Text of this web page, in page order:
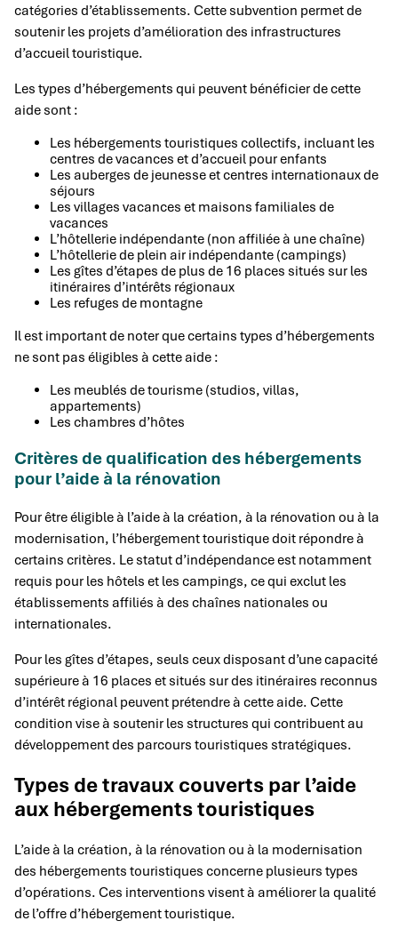
catégories d’établissements. Cette subvention permet de
soutenir les projets d’amélioration des infrastructures
d’accueil touristique.
Les types d’hébergements qui peuvent bénéficier de cette
aide sont :
Les hébergements touristiques collectifs, incluant les
centres de vacances et d’accueil pour enfants
Les auberges de jeunesse et centres internationaux de
séjours
Les villages vacances et maisons familiales de
vacances
L’hôtellerie indépendante (non affiliée à une chaîne)
L’hôtellerie de plein air indépendante (campings)
Les gîtes d’étapes de plus de 16 places situés sur les
itinéraires d’intérêts régionaux
Les refuges de montagne
Il est important de noter que certains types d’hébergements
ne sont pas éligibles à cette aide :
Les meublés de tourisme (studios, villas,
appartements)
Les chambres d’hôtes
Critères de qualification des hébergements
pour l’aide à la rénovation
Pour être éligible à l’aide à la création, à la rénovation ou à la
modernisation, l’hébergement touristique doit répondre à
certains critères. Le statut d’indépendance est notamment
requis pour les hôtels et les campings, ce qui exclut les
établissements affiliés à des chaînes nationales ou
internationales.
Pour les gîtes d’étapes, seuls ceux disposant d’une capacité
supérieure à 16 places et situés sur des itinéraires reconnus
d’intérêt régional peuvent prétendre à cette aide. Cette
condition vise à soutenir les structures qui contribuent au
développement des parcours touristiques stratégiques.
Types de travaux couverts par l’aide
aux hébergements touristiques
L’aide à la création, à la rénovation ou à la modernisation
des hébergements touristiques concerne plusieurs types
d’opérations. Ces interventions visent à améliorer la qualité
de l’offre d’hébergement touristique.